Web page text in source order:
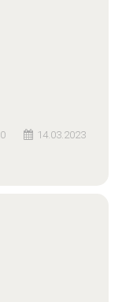
0
14.03.2023